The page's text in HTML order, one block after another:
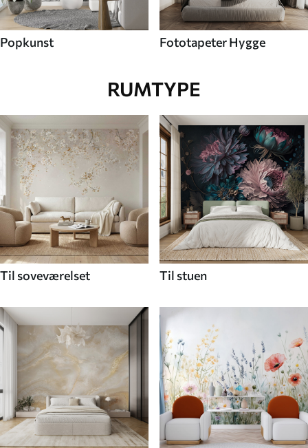
Popkunst Fototapeter Hygge
RUMTYPE
Til soveværelset Til stuen